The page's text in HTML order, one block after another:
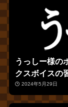
うっしー様の
クスボイスの
2024年5月29日